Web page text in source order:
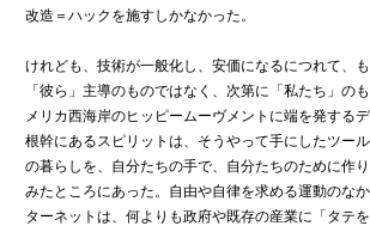
改造＝ハックを施すしかなかった。
けれども、技術が一般化し、安価になるにつれて、
「彼ら」主導のものではなく、次第に「私たち」の
メリカ西海岸のヒッピームーヴメントに端を発する
根幹にあるスピリットは、そうやって手にしたツー
の暮らしを、自分たちの手で、自分たちのために作
みたところにあった。自由や自律を求める運動のな
ターネットは、何よりも政府や既存の産業に「タテ